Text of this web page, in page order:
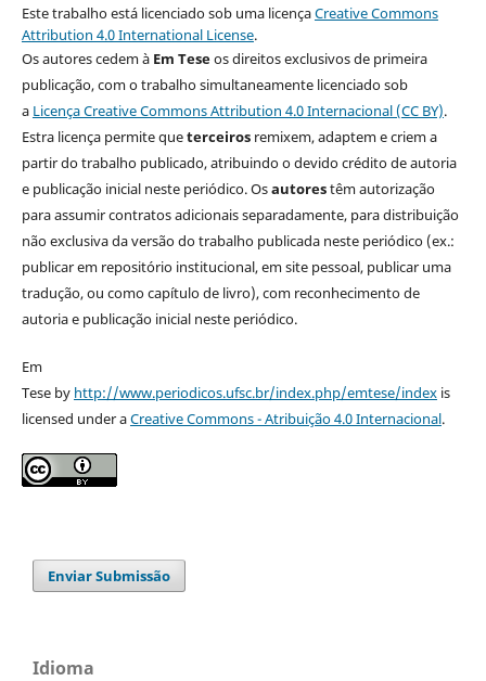
Este trabalho está licenciado sob uma licençaCreative Commons
Attribution 4.0 International License.
Os autores cedem à Em Teseos direitos exclusivos de primeira
publicação, com o trabalho simultaneamente licenciado sob
a Licença Creative Commons Attribution 4.0 Internacional (CC BY).
Estra licença permite queterceirosremixem, adaptem e criem a
partir do trabalho publicado, atribuindo o devido crédito de autoria
e publicação inicial neste periódico. Osautorestêm autorização
para assumir contratos adicionais separadamente, para distribuição
não exclusiva da versão do trabalho publicada neste periódico (ex.:
publicar em repositório institucional, em site pessoal, publicar uma
tradução, ou como capítulo de livro), com reconhecimento de
autoria e publicação inicial neste periódico.
Em
Tese by http://www.periodicos.ufsc.br/index.php/emtese/indexis
licensed under aCreative Commons - Atribuição 4.0 Internacional.
Enviar Submissão
Idioma